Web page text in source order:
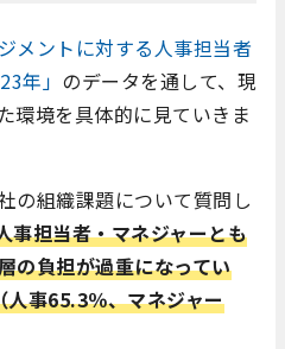
ジメントに対する人事担当者
年」 のデータを通して、現
環境を具体的に見ていきま
の組織課題について質問し
事担当者・マネジャーとも
の負担が過重になってい
事65.3％、マネジャー